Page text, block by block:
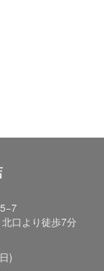
口より徒歩7分
)